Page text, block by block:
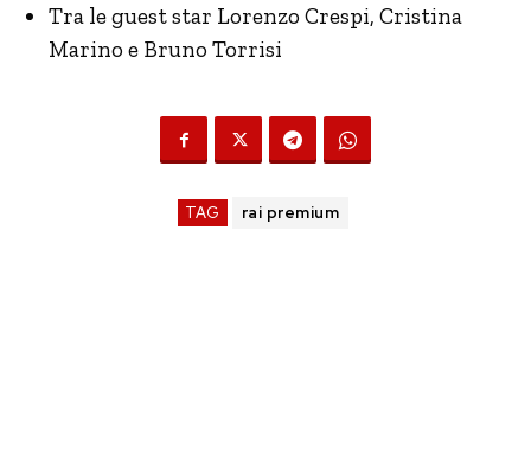
Tra le guest star Lorenzo Crespi, Cristina
Marino e Bruno Torrisi
TAG rai premium